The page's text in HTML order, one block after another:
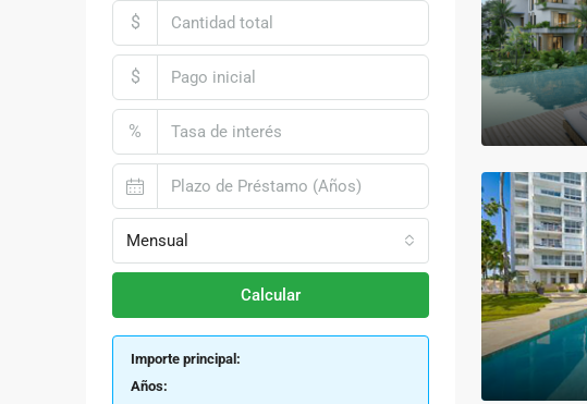
$
$
%
Mensual
Calcular
Importe principal:
Años: